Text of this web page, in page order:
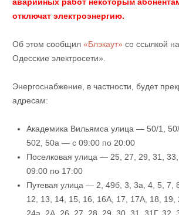
отключат электроэнергию.
Об этом сообщил «Блэкаут»со ссылкой
Одесские электросети».
Энергоснабжение, в частности, будет
адресам:
Академика Вильямса улица — 50/1,
502, 50а — с 09:00 по 20:00
Поселковая улица — 25, 27, 29, 31,
09:00 по 17:00
Путевая улица — 2, 49б, 3, 3а, 4, 5, 7,
12, 13, 14, 15, 16, 16А, 17, 17А, 18, 19,